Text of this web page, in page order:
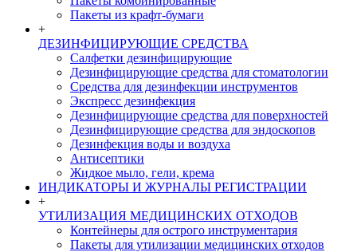
Пакеты из крафт-бумаги
+
ДЕЗИНФИЦИРУЮЩИЕ СРЕДСТВА
Салфетки дезинфицирующие
Дезинфицирующие средства для стоматологии
Средства для дезинфекции инструментов
Экспресс дезинфекция
Дезинфицирующие средства для поверхностей
Дезинфицирующие средства для эндоскопов
Дезинфекция воды и воздуха
Антисептики
Жидкое мыло, гели, крема
ИНДИКАТОРЫ И ЖУРНАЛЫ РЕГИСТРАЦИИ
+
УТИЛИЗАЦИЯ МЕДИЦИНСКИХ ОТХОДОВ
Контейнеры для острого инструментария
Пакеты для утилизации медицинских отходов